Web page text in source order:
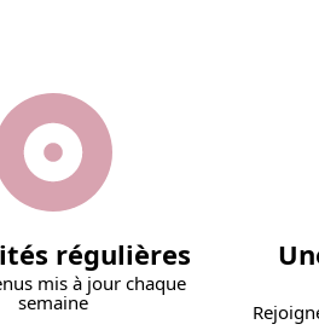
régulières
mis à jour chaque
semaine